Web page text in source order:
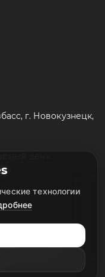
технологии
г. Новокузнецк,
день.
2026